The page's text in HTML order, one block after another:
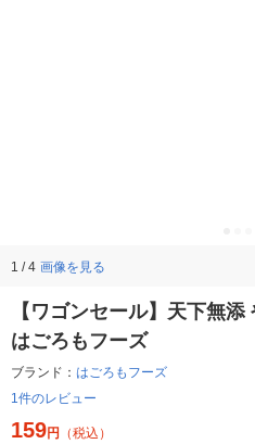
1 / 4 画像を見る
【ワゴンセール】天下無
はごろもフーズ
ブランド： はごろもフーズ
1件のレビュー
159円 （税込）